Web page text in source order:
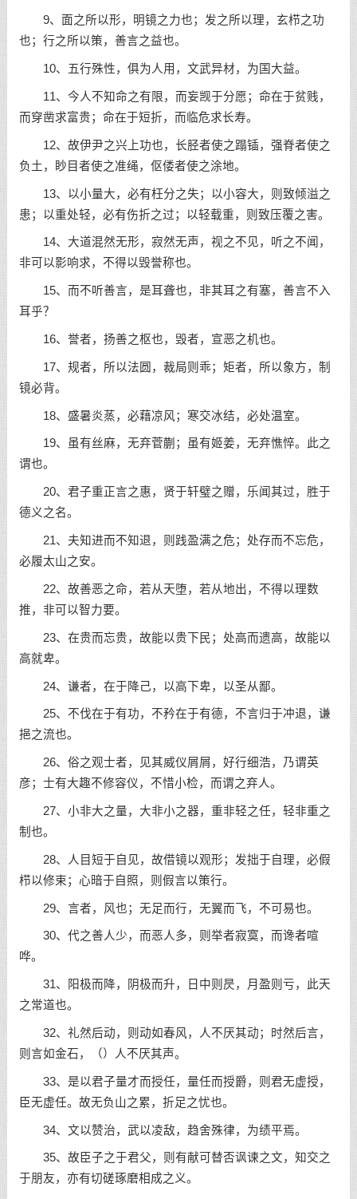
9、面之所以形，明镜之力也；发之所以理，玄栉之功
也；行之所以策，善言之益也。
10、五行殊性，俱为人用，文武异材，为国大益。
11、今人不知命之有限，而妄觊于分愿；命在于贫贱，
而穿凿求富贵；命在于短折，而临危求长寿。
12、故伊尹之兴上功也，长胫者使之蹋锸，强脊者使之
负土，眇目者使之准绳，伛偻者使之涂地。
13、以小量大，必有枉分之失；以小容大，则致倾溢之
患；以重处轻，必有伤折之过；以轻载重，则致压覆之害。
14、大道混然无形，寂然无声，视之不见，听之不闻，
非可以影响求，不得以毁誉称也。
15、而不听善言，是耳聋也，非其耳之有塞，善言不入
耳乎？
16、誉者，扬善之枢也，毁者，宣恶之机也。
17、规者，所以法圆，裁局则乖；矩者，所以象方，制
镜必背。
18、盛暑炎蒸，必藉凉风；寒交冰结，必处温室。
19、虽有丝麻，无弃菅蒯；虽有姬姜，无弃憔悴。此之
谓也。
20、君子重正言之惠，贤于轩璧之赠，乐闻其过，胜于
德义之名。
21、夫知进而不知退，则践盈满之危；处存而不忘危，
必履太山之安。
22、故善恶之命，若从天堕，若从地出，不得以理数
推，非可以智力要。
23、在贵而忘贵，故能以贵下民；处高而遗高，故能以
高就卑。
24、谦者，在于降己，以高下卑，以圣从鄙。
25、不伐在于有功，不矜在于有德，不言归于冲退，谦
挹之流也。
26、俗之观士者，见其威仪屑屑，好行细浩，乃谓英
彦；士有大趣不修容仪，不惜小检，而谓之弃人。
27、小非大之量，大非小之器，重非轻之任，轻非重之
制也。
28、人目短于自见，故借镜以观形；发拙于自理，必假
栉以修束；心暗于自照，则假言以策行。
29、言者，风也；无足而行，无翼而飞，不可易也。
30、代之善人少，而恶人多，则举者寂寞，而谗者喧
哗。
31、阳极而降，阴极而升，日中则昃，月盈则亏，此天
之常道也。
32、礼然后动，则动如春风，人不厌其动；时然后言，
则言如金石，（ ）人不厌其声。
33、是以君子量才而授任，量任而授爵，则君无虚授，
臣无虚任。故无负山之累，折足之忧也。
34、文以赞治，武以凌敌，趋舍殊律，为绩平焉。
35、故臣子之于君父，则有献可替否讽谏之文，知交之
于朋友，亦有切磋琢磨相成之义。